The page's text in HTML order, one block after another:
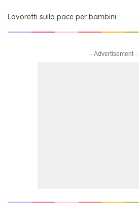
Lavoretti sulla pace per bambini
– Advertisement –